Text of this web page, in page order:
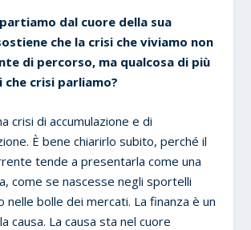
dal cuore della sua
che la crisi che viviamo non
di percorso, ma qualcosa di più
crisi parliamo?
crisi di accumulazione e di
È bene chiarirlo subito, perché il
tende a presentarla come una
come se nascesse negli sportelli
nelle bolle dei mercati. La finanza è un
causa. La causa sta nel cuore